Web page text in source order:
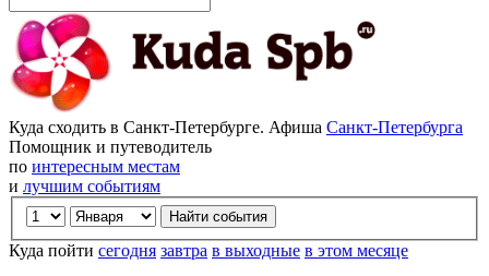
Куда сходить в Санкт-Петербурге. Афиша Санкт-Петербурга
Помощник и путеводитель
по интересным местам
и лучшим событиям
Куда пойти сегодня завтра в выходные в этом месяце